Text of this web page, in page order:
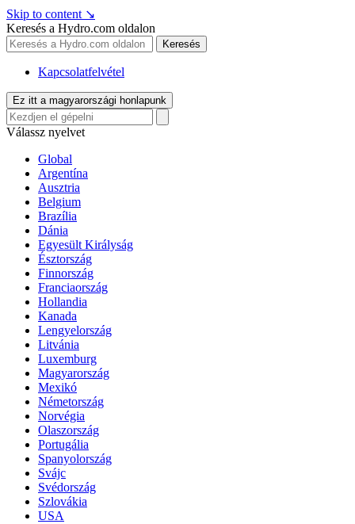
Skip to content ↘
Keresés a Hydro.com oldalon
Keresés
Kapcsolatfelvétel
Ez itt a magyarországi honlapunk
Válassz nyelvet
Global
Argentína
Ausztria
Belgium
Brazília
Dánia
Egyesült Királyság
Észtország
Finnország
Franciaország
Hollandia
Kanada
Lengyelország
Litvánia
Luxemburg
Magyarország
Mexikó
Németország
Norvégia
Olaszország
Portugália
Spanyolország
Svájc
Svédország
Szlovákia
USA